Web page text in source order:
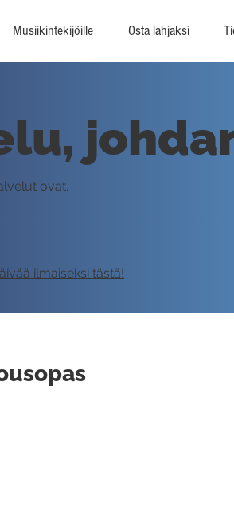
Musiikintekijöille Osta lahjaksi
ovat.
ilmaiseksi tästä!